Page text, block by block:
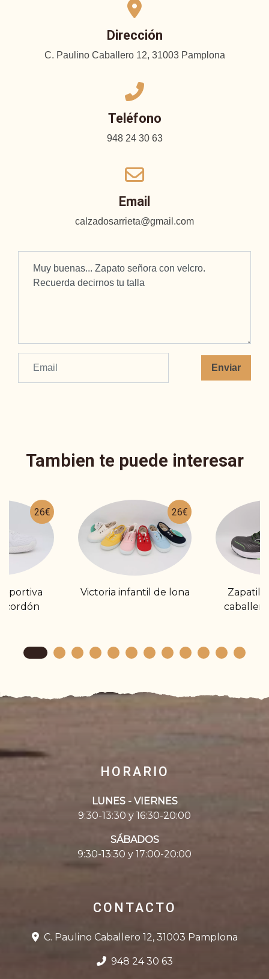
Dirección
C. Paulino Caballero 12, 31003 Pamplona
Teléfono
948 24 30 63
Email
calzadosarrieta@gmail.com
Enviar
Tambien te puede interesar
26€
cordón
26€
Victoria infantil de lona
HORARIO
LUNES - VIERNES
9:30-13:30 y 16:30-20:00
SÁBADOS
9:30-13:30 y 17:00-20:00
CONTACTO
C. Paulino Caballero 12, 31003 Pamplona
948 24 30 63